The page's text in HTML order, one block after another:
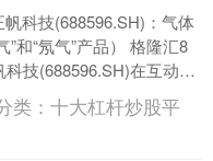
帆科技(688596.SH)：气体
”和“氖气”产品） 格隆汇8
科技(688596.SH)在互动平
的气体业务包....
类：十大杠杆炒股平